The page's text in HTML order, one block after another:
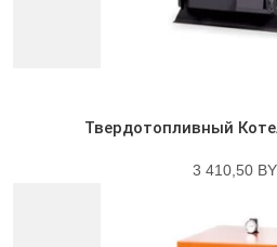
Твердотопливный
3 410,50